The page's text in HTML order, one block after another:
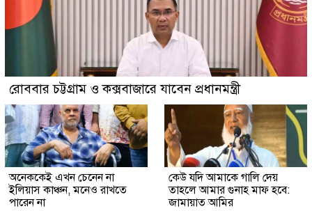
রোববার চট্টগ্রাম ও কক্সবাজারে যাবেন প্রধানমন্ত্রী
অনেককেই এখন চেনেন না
ইলিয়াস কাঞ্চন, মনেও রাখতে
পারেন না
কেউ যদি আমাকে গালি দেয়
তাহলে আমার গুনাহ মাফ হবে:
জামায়াত আমির